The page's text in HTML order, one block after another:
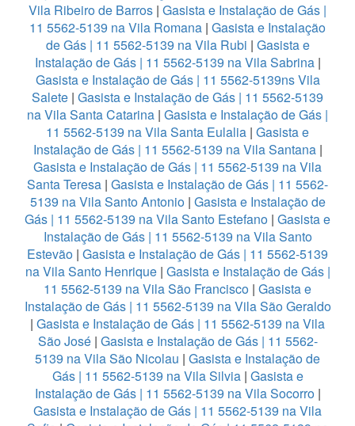
Vila Ribeiro de Barros | Gasista e Instalação de Gás |
11 5562-5139 na Vila Romana | Gasista e Instalação
de Gás | 11 5562-5139 na Vila Rubi | Gasista e
Instalação de Gás | 11 5562-5139 na Vila Sabrina|
Gasista e Instalação de Gás | 11 5562-5139ns Vila
Salete | Gasista e Instalação de Gás | 11 5562-5139
na Vila Santa Catarina | Gasista e Instalação de Gás |
11 5562-5139 na Vila Santa Eulalia | Gasista e
Instalação de Gás | 11 5562-5139 na Vila Santana|
Gasista e Instalação de Gás | 11 5562-5139 na Vila
Santa Teresa | Gasista e Instalação de Gás | 11 5562-
5139 na Vila Santo Antonio| Gasista e Instalação de
Gás | 11 5562-5139 na Vila Santo Estefano | Gasista e
Instalação de Gás | 11 5562-5139 na Vila Santo
Estevão | Gasista e Instalação de Gás | 11 5562-5139
na Vila Santo Henrique| Gasista e Instalação de Gás |
11 5562-5139 na Vila São Francisco | Gasista e
Instalação de Gás | 11 5562-5139 na Vila São Geraldo
| Gasista e Instalação de Gás | 11 5562-5139 na Vila
São José| Gasista e Instalação de Gás | 11 5562-
5139 na Vila São Nicolau | Gasista e Instalação de
Gás | 11 5562-5139 na Vila Silvia| Gasista e
Instalação de Gás | 11 5562-5139 na Vila Socorro|
Gasista e Instalação de Gás | 11 5562-5139 na Vila